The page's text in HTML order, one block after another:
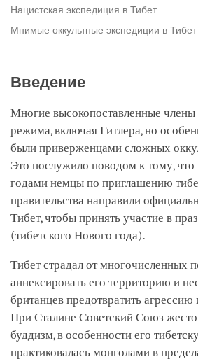
Нацистская экспедиция в Тибет
Мнимые оккультные экспедиции в Тибет
Введение
Многие высокопоставленные члены
режима, включая Гитлера, но
были приверженцами сложных
Это послужило поводом к тому, что
годами немцы по приглашению
правительства направили
Тибет, чтобы принять участие в
(тибетского Нового года).
Тибет страдал от многочисленных
аннексировать его территорию и
британцев предотвратить агрессию
При Сталине Советский Союз
буддизм, в особенности его
практиковалась монголами в